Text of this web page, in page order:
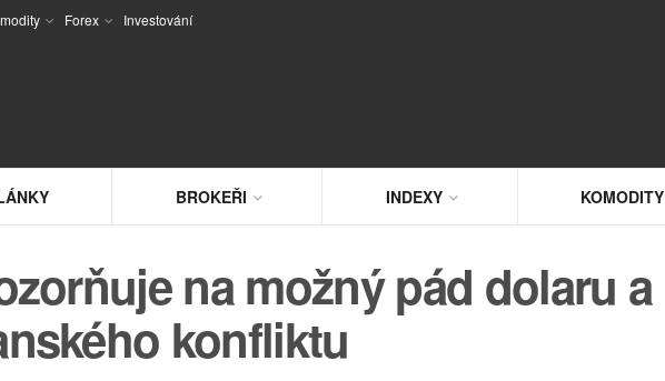
Forex Investování
BROKEŘI INDEXY KOMODITY
na možný pád dolaru a
konfliktu